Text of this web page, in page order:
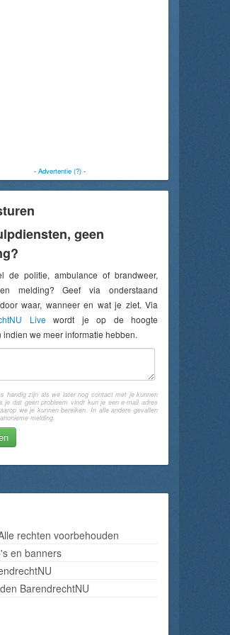
-Advertentie (?) -
geen
de politie, ambulance of brandweer,
melding? Geef via onderstaand
waar, wanneer en wat je ziet. Via
Livewordt je op de hoogte
indien we meer informatie hebben.
handig zijn als we later nog contact met je kunnen
je dat geen probleem vindt kun je een e-mail adres
we je kunnen bereiken. In alle andere gevallen
melding.
rechten voorbehouden
en banners
BarendrechtNU